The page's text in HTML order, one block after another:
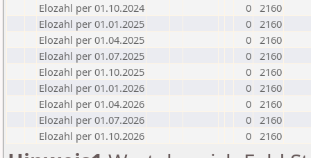
Elozahl per 01.10.2024
0 2160
Elozahl per 01.01.2025
0 2160
Elozahl per 01.04.2025
0 2160
Elozahl per 01.07.2025
0 2160
Elozahl per 01.10.2025
0 2160
Elozahl per 01.01.2026
0 2160
Elozahl per 01.04.2026
0 2160
Elozahl per 01.07.2026
0 2160
Elozahl per 01.10.2026
0 2160